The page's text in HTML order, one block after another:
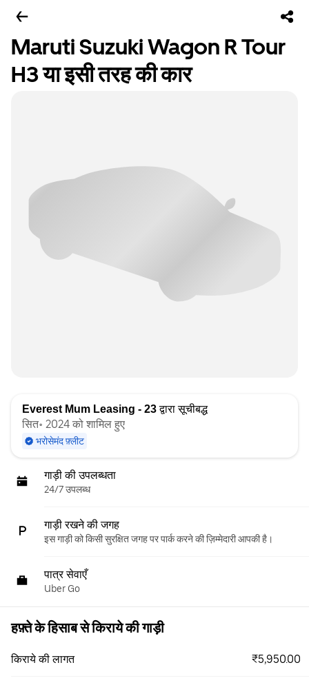
Maruti Suzuki Wagon R Tour
H3 या इसी तरह की कार
Everest Mum Leasing - 23द्वारा सूचीबद्ध
सित॰ 2024 को शामिल हुए
भरोसेमंद फ़्लीट
गाड़ी की उपलब्धता
24/7 उपलब्ध
गाड़ी रखने की जगह
इस गाड़ी को किसी सुरक्षित जगह पर पार्क करने की ज़िम्मेदारी आपकी है।
पात्र सेवाएँ
Uber Go
हफ़्ते के हिसाब से किराये की गाड़ी
किराये की लागत ₹5,950.00